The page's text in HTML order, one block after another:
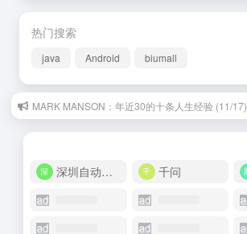
热门搜索
java Android biumall
MARK MANSON：年近30的十条人生经验 (11/17)
深圳自动化商城
千问